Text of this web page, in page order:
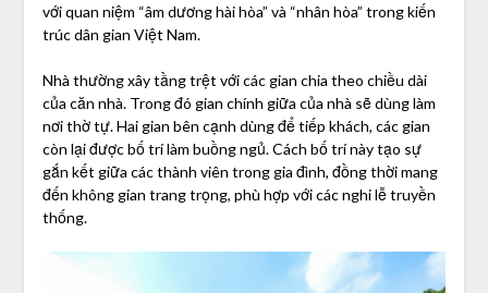
với quan niệm “âm dương hài hòa” và “nhân hòa” trong kiến
trúc dân gian Việt Nam.
Nhà thường xây tầng trệt với các gian chia theo chiều dài
của căn nhà. Trong đó gian chính giữa của nhà sẽ dùng làm
nơi thờ tự. Hai gian bên cạnh dùng để tiếp khách, các gian
còn lại được bố trí làm buồng ngủ. Cách bố trí này tạo sự
gắn kết giữa các thành viên trong gia đình, đồng thời mang
đến không gian trang trọng, phù hợp với các nghi lễ truyền
thống.